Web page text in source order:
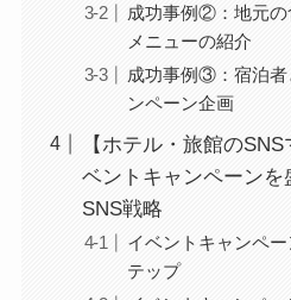
成功事例②：地元の
メニューの紹介
成功事例③：宿泊者
ンペーン企画
【ホテル・旅館の
ベントキャンペーン
SNS戦略
イベントキャンペ
テップ